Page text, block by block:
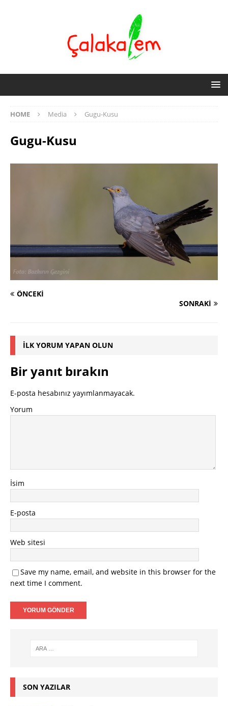
HOME Media Gugu-Kusu
Gugu-Kusu
ÖNCEKI
SONRAKI
İLK YORUM YAPAN OLUN
Bir yanıt bırakın
E-posta hesabınız yayımlanmayacak.
Yorum
İsim
E-posta
Web sitesi
Save my name, email, and website in this browser for the
next time I comment.
SON YAZILAR